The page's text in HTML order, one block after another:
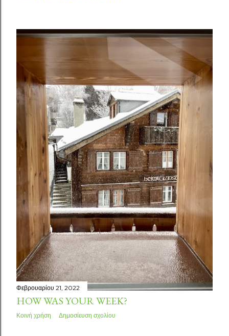
Φεβρουαρίου 21, 2022
HOW WAS YOUR WEEK?
Κοινή χρήση Δημοσίευση σχολίου